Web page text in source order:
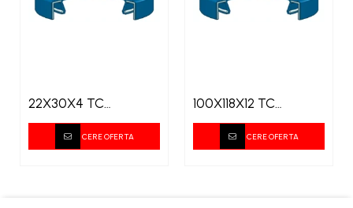
22X30X4 TC
CERE OFERTA
100X118X12 TC
CERE OFERTA